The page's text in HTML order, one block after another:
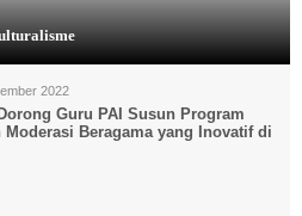
2022
Guru PAI Susun Program
Moderasi Beragama yang Inovatif di